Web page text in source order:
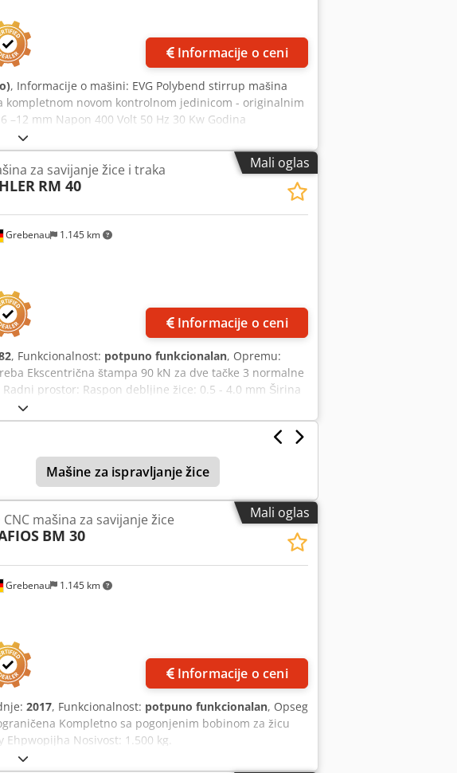
Informacije o ceni
, Informacije o mašini: EVG Polybend stirrup mašina
kompletnom novom kontrolnom jedinicom - originalnim
–12 mm Napon 400 Volt 50 Hz 30 Kw Godina
Mali oglas
Grebenau 1.145 km
za savijanje žice i traka
RM 40
Informacije o ceni
, Funkcionalnost: potpuno funkcionalan, Opremu:
Ekscentrična štampa 90 kN za dve tačke 3 normalne
prostor: Raspon debljine žice: 0.5 - 4.0 mm Širina
350 rpm
Mašine za ispravljanje žice
Mali oglas
Grebenau 1.145 km
CNC mašina za savijanje žice
BM 30
Informacije o ceni
2017, Funkcionalnost: potpuno funkcionalan, Opseg
Kompletno sa pogonjenim bobinom za žicu
Ehpwopijha Nosivost: 1.500 kg.